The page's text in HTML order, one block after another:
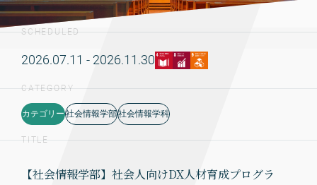
SCHEDULED
2026.07.11 - 2026.11.30
CATEGORY
カテゴリー 社会情報学部社会情報学科
TITLE
【社会情報学部】社会人向けDX人材育成プログラ